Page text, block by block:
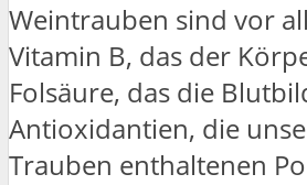
Weintrauben sind vor
Vitamin B, das der
Folsäure, das die
Antioxidantien, die
Trauben enthaltenen